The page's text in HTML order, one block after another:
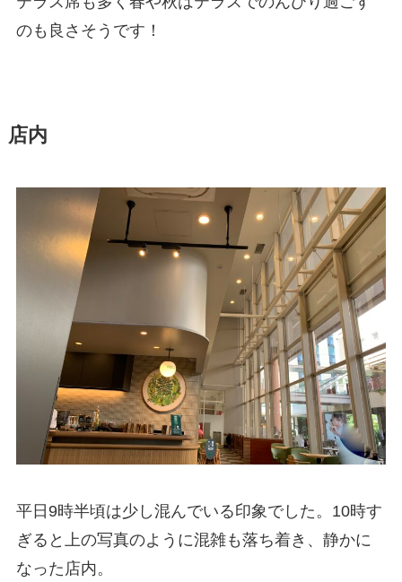
のも良さそうです！
店内
平日9時半頃は少し混んでいる印象でした。10時す
ぎると上の写真のように混雑も落ち着き、静かに
なった店内。